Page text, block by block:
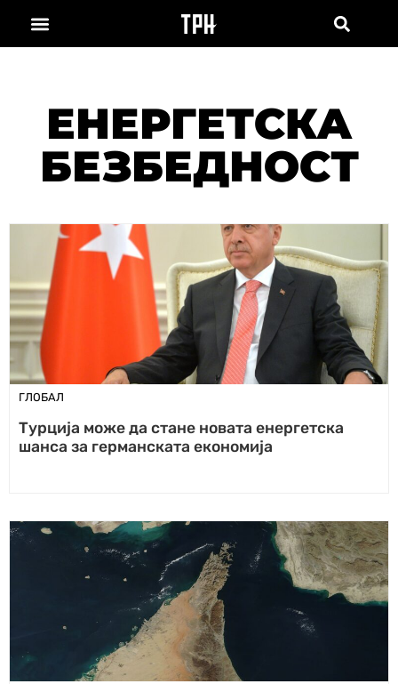
ЕНЕРГЕТСКА
БЕЗБЕДНОСТ
ГЛОБАЛ
Турција може да стане новата енергетска
шанса за германската економија